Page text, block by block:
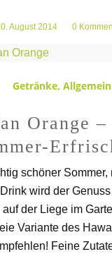
August 2014
/ 0
Getränke,Allgemein
Orange –
schöner Sommer,
wird der
der Liege im
Variante des
Feine